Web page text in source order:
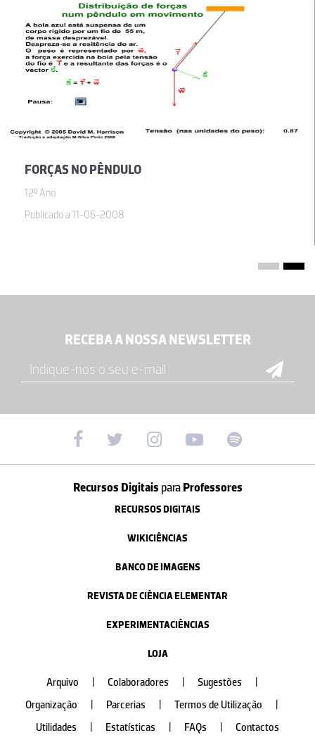
FORÇAS NO PÊNDULO
12º Ano
Publicado a 11-06-2008
RECEBA A NOSSA NEWSLETTER
Recursos Digitais paraProfessores
RECURSOS DIGITAIS
WIKICIÊNCIAS
BANCO DE IMAGENS
REVISTA DE CIÊNCIA ELEMENTAR
EXPERIMENTACIÊNCIAS
LOJA
Arquivo Colaboradores Sugestões
Organização
Parcerias Termos de Utilização
Utilidades
Estatísticas FAQs Contactos